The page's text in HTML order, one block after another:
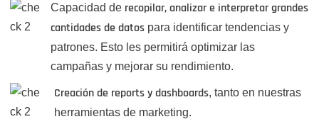
Capacidad de recopilar, analizar e interpretar grandes
cantidades de datos para identificar tendencias y
patrones. Esto les permitirá optimizar las
campañas y mejorar su rendimiento.
Creación de reports y dashboards, tanto en nuestras
herramientas de marketing.